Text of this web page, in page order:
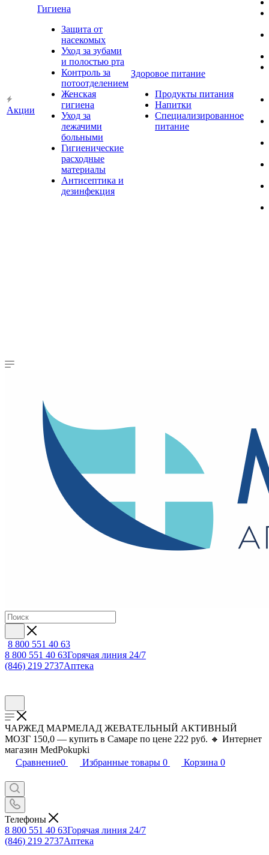
Акции
Гигиена
Защита от
насекомых
Уход за зубами
и полостью рта
Контроль за
потоотделением
Женская
гигиена
Уход за
лежачими
больными
Гигиенические
расходные
материалы
Антисептика и
дезинфекция
Здоровое питание
Продукты питания
Напитки
Специализированное
питание
8 800 551 40 63
8 800 551 40 63Горячая линия 24/7
(846) 219 2737Аптека
ЧАРЖЕД МАРМЕЛАД ЖЕВАТЕЛЬНЫЙ АКТИВНЫЙ
МОЗГ 150,0 — купить в Самаре по цене 222 руб. 🔸 Интернет
магазин MedPokupki
Сравнение0 Избранные товары 0 Корзина 0
Телефоны
8 800 551 40 63Горячая линия 24/7
(846) 219 2737Аптека